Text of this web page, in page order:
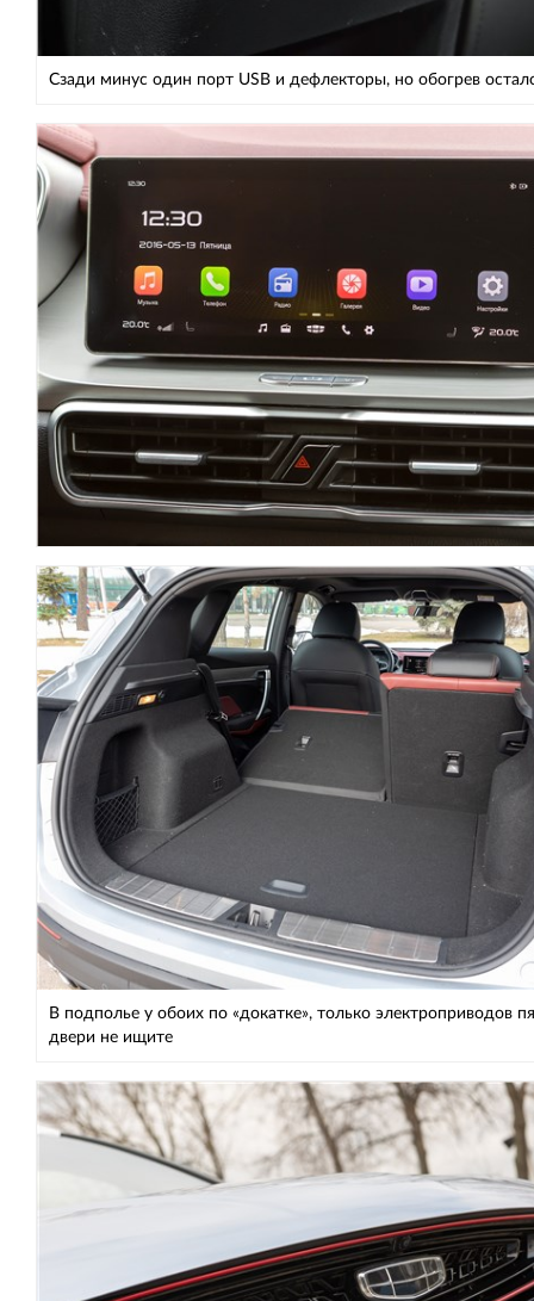
Cзади минус один порт USB и дефлекторы, но обогрев
В подполье у обоих по «докатке», только электроприводов
двери не ищите